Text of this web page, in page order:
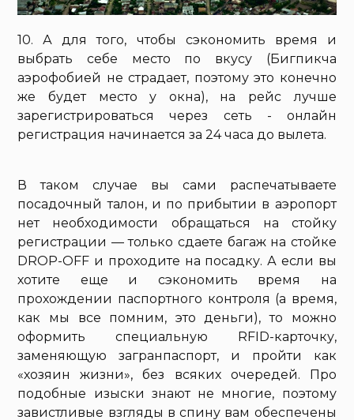
10. А для того, чтобы сэкономить время и
выбрать себе место по вкусу (Бигпикча
аэрофобией не страдает, поэтому это конечно
же будет место у окна), на рейс лучше
зарегистрироваться через сеть - онлайн
регистрация начинается за 24 часа до вылета.
В таком случае вы сами распечатываете
посадочный талон, и по прибытии в аэропорт
нет необходимости обращаться на стойку
регистрации — только сдаете багаж на стойке
DROP-OFF и проходите на посадку. А если вы
хотите еще и сэкономить время на
прохождении паспортного контроля (а время,
как мы все помним, это деньги), то можно
оформить специальную RFID-карточку,
заменяющую загранпаспорт, и пройти как
«хозяин жизни», без всяких очередей. Про
подобные изыски знают не многие, поэтому
завистливые взгляды в спину вам обеспечены